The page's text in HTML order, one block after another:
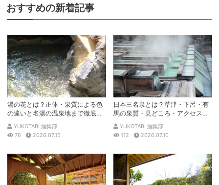
おすすめの新着記事
湯の花とは？正体・泉質による色
の違いと名湯の温泉地まで徹底解
説
YUKOTABI 編集部
76
2026.07.15
日本三名泉とは？草津・下呂・有
馬の泉質・見どころ・アクセスを
徹底解説
YUKOTABI 編集部
112
2026.07.10